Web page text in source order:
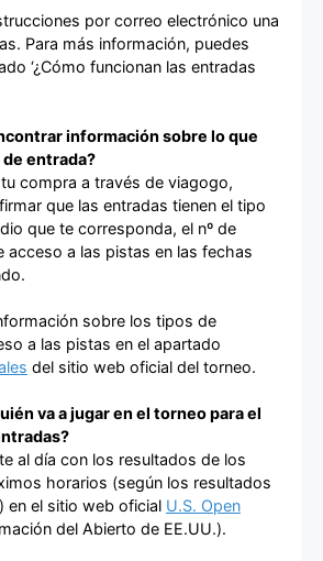
por correo electrónico una
Para más información, puedes
‘¿Cómo funcionan las entradas
información sobre lo que
entrada?
compra a través de viagogo,
que las entradas tienen el tipo
que te corresponda, el nº de
acceso a las pistas en las fechas
sobre los tipos de
a las pistas en el apartado
del sitio web oficial del torneo.
va a jugar en el torneo para el
al día con los resultados de los
horarios (según los resultados
en el sitio web oficial U.S. Open
del Abierto de EE.UU.).